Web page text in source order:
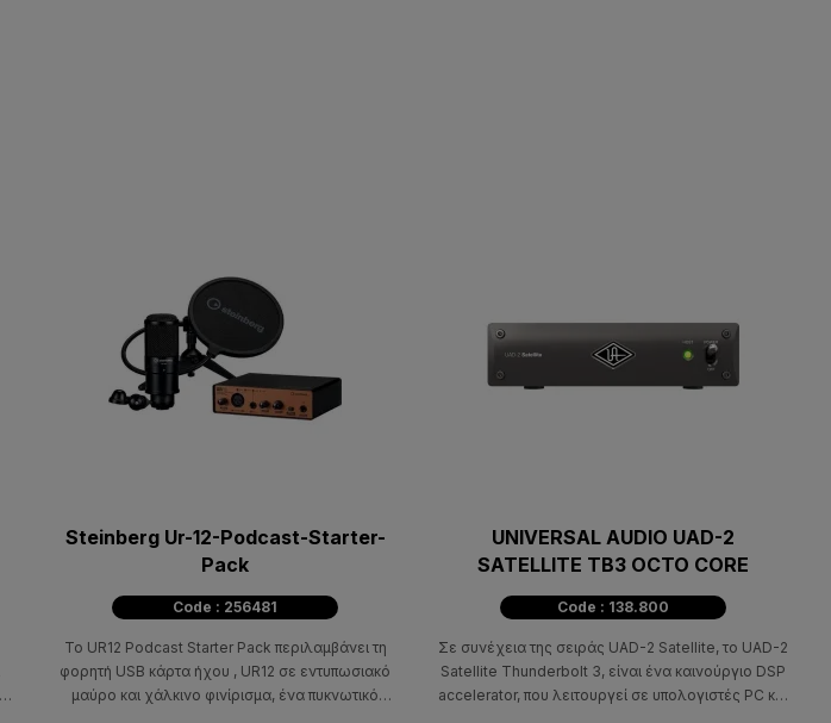
Steinberg Ur-12-Podcast-Starter-
Pack
Code : 256481
Το UR12 Podcast Starter Pack περιλαμβάνει τη
φορητή USB κάρτα ήχου , UR12 σε εντυπωσιακό
μαύρο και χάλκινο φινίρισμα, ένα πυκνωτικό
UNIVERSAL AUDIO UAD-2
SATELLITE TB3 OCTO CORE
Code : 138.800
Σε συνέχεια της σειράς UAD-2 Satellite, το UAD-2
Satellite Thunderbolt 3, είναι ένα καινούργιο DSP
accelerator, που λειτουργεί σε υπολογιστές PC και